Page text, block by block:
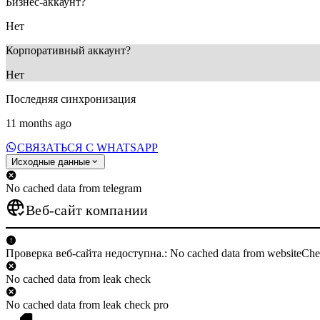
Нет
Корпоративный аккаунт?
Нет
Последняя синхронизация
11 months ago
СВЯЗАТЬСЯ С WHATSAPP
Исходные данные
No cached data from telegram
Веб-сайт компании
Проверка веб-сайта недоступна.: No cached data from
No cached data from leak check
No cached data from leak check pro